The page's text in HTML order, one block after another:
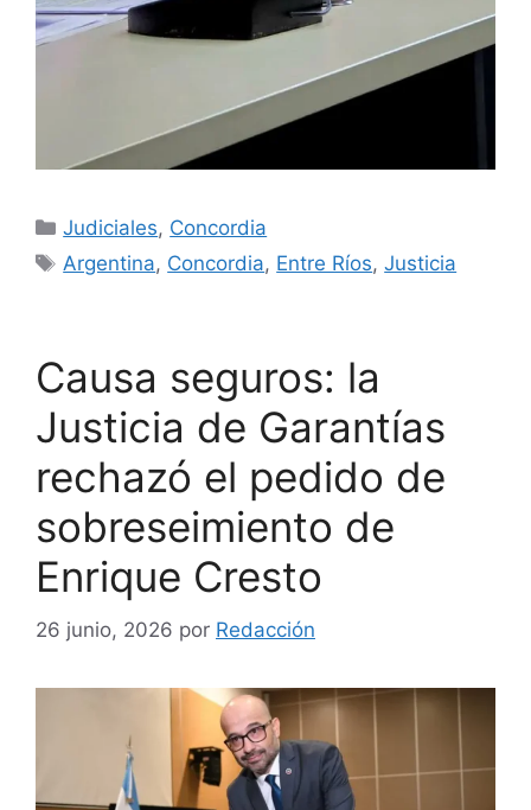
Categorías
Judiciales, Concordia
Etiquetas
Argentina, Concordia, Entre Ríos,Justicia
Causa seguros: la
Justicia de Garantías
rechazó el pedido de
sobreseimiento de
Enrique Cresto
26 junio, 2026 por Redacción